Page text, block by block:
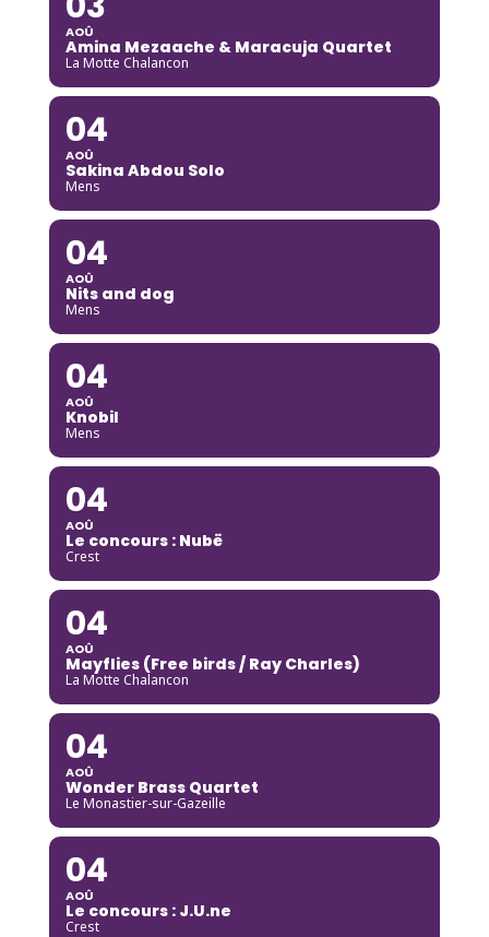
AOÛ
Amina Mezaache & Maracuja Quartet
La Motte Chalancon
04
AOÛ
Sakina Abdou Solo
Mens
04
AOÛ
Nits and dog
Mens
04
AOÛ
Knobil
Mens
04
AOÛ
Le concours : Nubë
Crest
04
AOÛ
Mayflies (Free birds / Ray Charles)
La Motte Chalancon
04
AOÛ
Wonder Brass Quartet
Le Monastier-sur-Gazeille
04
AOÛ
Le concours : J.U.ne
Crest